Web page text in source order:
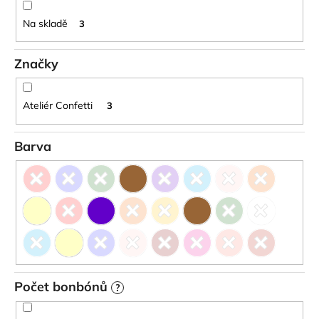
Na skladě 3
Značky
Ateliér Confetti 3
Barva
Počet bonbónů ?
a
j
í
t
HLEDAT
o
r
u